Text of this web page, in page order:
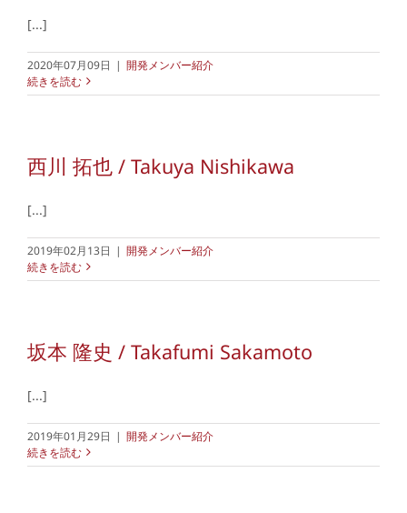
[...]
2020年07月09日 | 開発メンバー紹介
続きを読む
西川 拓也 / Takuya Nishikawa
[...]
2019年02月13日 | 開発メンバー紹介
続きを読む
坂本 隆史 / Takafumi Sakamoto
[...]
2019年01月29日 | 開発メンバー紹介
続きを読む